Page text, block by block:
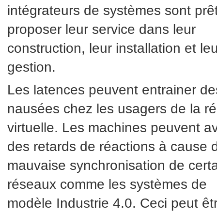
intégrateurs de systèmes sont
proposer leur service dans leur
construction, leur installation et
gestion.
Les latences peuvent entrainer
nausées chez les usagers de la
virtuelle. Les machines peuvent
des retards de réactions à cause
mauvaise synchronisation de
réseaux comme les systèmes de
modèle Industrie 4.0. Ceci peut